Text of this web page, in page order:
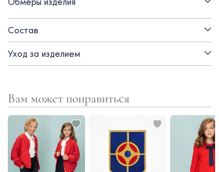
официальную строгость и каплю кокетства. Рубашка
прекрасно впишется в школьный гардероб, но не оставит
обладательницу без нотки индивидуальности.
Детали:
- спинка длиннее полочки
Состав
Уход за изделием
Вам может понравиться